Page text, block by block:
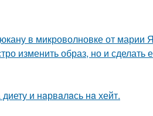
в микроволновке от марии
изменить образ, но и сделать
и нaрвaлaсь нa хейт.